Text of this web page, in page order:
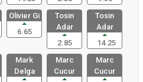
Olivier Gi
6.65
Tosin
Adar
2.85
Tosin
Adar
14.25
Mark
Delga
Marc
Cucur
Marc
Cucur